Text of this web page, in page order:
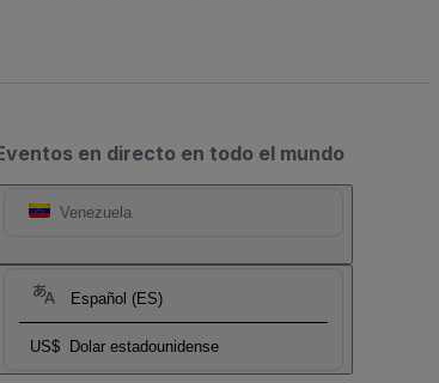
en directo en todo el mundo
Venezuela
Español (ES)
US$ Dolar estadounidense